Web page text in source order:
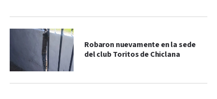
Robaron nuevamente en la sede
del club Toritos de Chiclana